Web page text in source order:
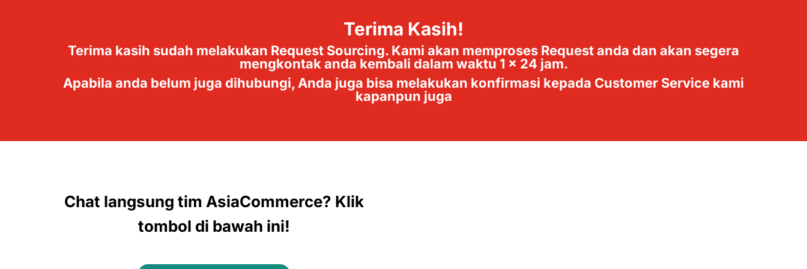
Terima Kasih!
Terima kasih sudah melakukan Request Sourcing. Kami akan memproses Request anda dan akan segera
mengkontak anda kembali dalam waktu 1 x 24 jam.
Apabila anda belum juga dihubungi, Anda juga bisa melakukan konfirmasi kepada Customer Service kami
kapanpun juga
Chat langsung tim AsiaCommerce? Klik
tombol di bawah ini!